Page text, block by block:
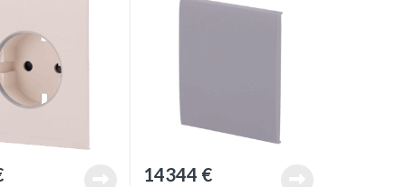
14344 €